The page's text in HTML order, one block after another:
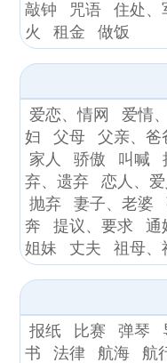
敲钟
咒语 住处、
火
租金 做饭
爱恋、情网 爱情
妇
父母 父亲、爸
家人
骄傲 叫喊
弃、遗弃
恋人、爱
抛弃
妻子、老婆
奔
提议、要求 通
姐妹
丈夫 祖母、
报纸 比赛 弹琴
书
法律 航海 航